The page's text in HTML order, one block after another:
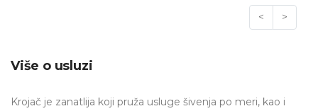
< >
Više o usluzi
Krojač je zanatlija koji pruža usluge šivenja po meri, kao i